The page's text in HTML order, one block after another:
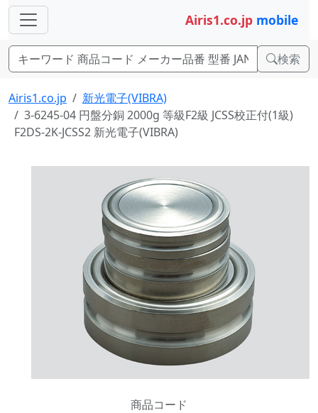
Airis1.co.jp mobile
検索
Airis1.co.jp
新光電子(VIBRA)
3-6245-04 円盤分銅 2000g 等級F2級 JCSS校正付(1級)
F2DS-2K-JCSS2 新光電子(VIBRA)
商品コード